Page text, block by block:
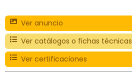
Ver anuncio
Ver catálogos o fichas técnicas
Ver certificaciones